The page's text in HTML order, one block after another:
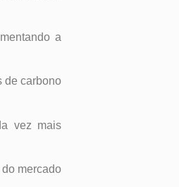
a
de carbono
vez mais
mercado